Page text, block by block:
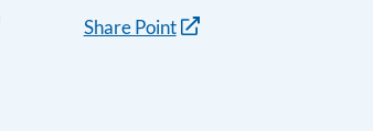
Share Point